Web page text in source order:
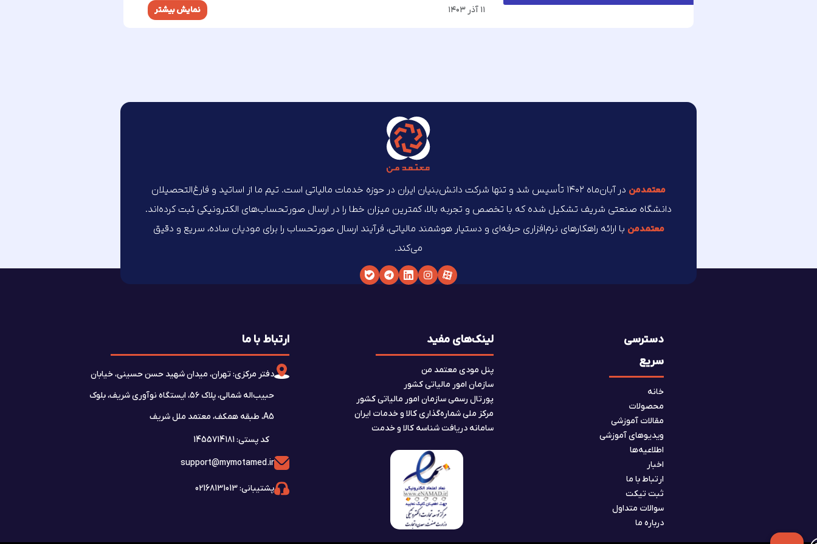
۱۱ آذر ۱۴۰۳ نمایش بیشتر
معتمد‌من
در آبان‌ماه ۱۴۰۲ تأسیس شد و تنها شرکت دانش‌بنیان ایران در حوزه خدمات مالیاتی است. تیم ما از اساتید و فارغ‌التحصیلان
دانشگاه صنعتی شریف تشکیل شده که با تخصص و تجربه بالا، کمترین میزان خطا را در ارسال صورتحساب‌های الکترونیکی ثبت کرده‌اند.
معتمد‌من با ارائه راهکارهای نرم‌افزاری حرفه‌ای و دستیار هوشمند مالیاتی، فرآیند ارسال صورتحساب را برای مودیان ساده، سریع و دقیق
می‌کند.
ارتباط با ما
دفتر مرکزی: تهران، میدان شهید حسن حسینی، خیابان
حبیب‌اله شمالی، پلاک ۵۶، ایستگاه نوآوری شریف، بلوک
A5، طبقه همکف، معتمد ملل شریف
کد پستی: 1455714181
support@mymotamed.ir
پشتیبانی: 02168131013
لینک‌های مفید
پنل مودی معتمد من
سازمان امور مالیاتی کشور
پورتال رسمی سازمان امور مالیاتی کشور
مرکز ملی شماره‌گذاری کالا و خدمات ایران
سامانه دریافت شناسه کالا و خدمت
دسترسی
سریع
خانه
محصولات
مقالات آموزشی
ویدیوهای آموزشی
اطلاعیه‌ها
اخبار
ارتباط با ما
ثبت تیکت
سوالات متداول
درباره ما